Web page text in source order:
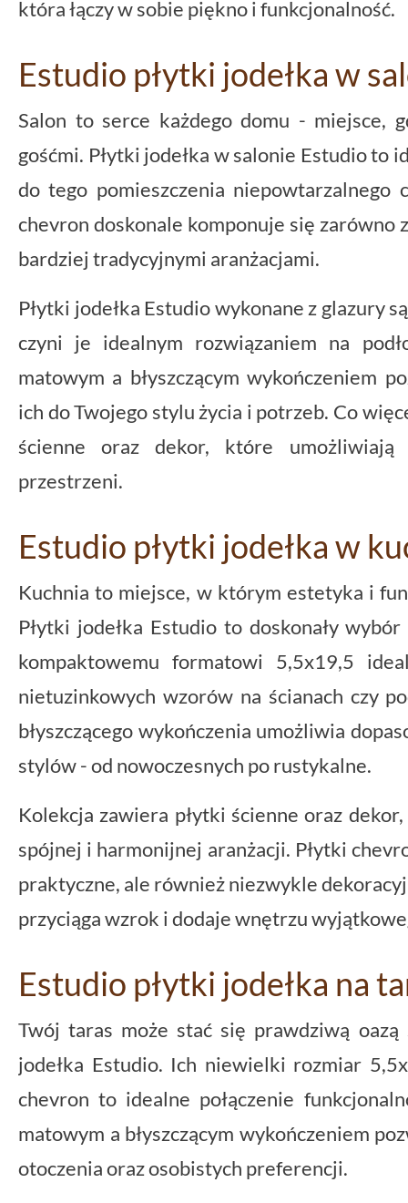
która łączy w sobie piękno i funkcjonalność.
Estudio płytki jodełka w
Salon to serce każdego domu - miejsce,
gośćmi. Płytki jodełka w salonie Estudio to
do tego pomieszczenia niepowtarzalnego
chevron doskonale komponuje się zarówno
bardziej tradycyjnymi aranżacjami.
Płytki jodełka Estudio wykonane z glazury
czyni je idealnym rozwiązaniem na
matowym a błyszczącym wykończeniem
ich do Twojego stylu życia i potrzeb. Co
ścienne oraz dekor, które umożliwiają
przestrzeni.
Estudio płytki jodełka w
Kuchnia to miejsce, w którym estetyka i
Płytki jodełka Estudio to doskonały
kompaktowemu formatowi 5,5x19,5
nietuzinkowych wzorów na ścianach czy
błyszczącego wykończenia umożliwia
stylów - od nowoczesnych po rustykalne.
Kolekcja zawiera płytki ścienne oraz
spójnej i harmonijnej aranżacji. Płytki
praktyczne, ale również niezwykle
przyciąga wzrok i dodaje wnętrzu
Estudio płytki jodełka na
Twój taras może stać się prawdziwą
jodełka Estudio. Ich niewielki rozmiar
chevron to idealne połączenie
matowym a błyszczącym wykończeniem
otoczenia oraz osobistych preferencji.